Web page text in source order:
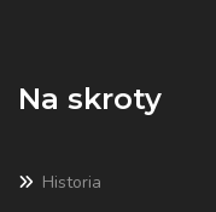
Na skroty
Historia